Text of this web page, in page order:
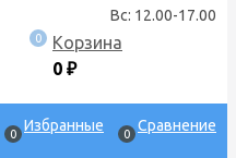
Вс: 12.00-17.00
0
Корзина
0 ₽
0 Избранные 0 Сравнение